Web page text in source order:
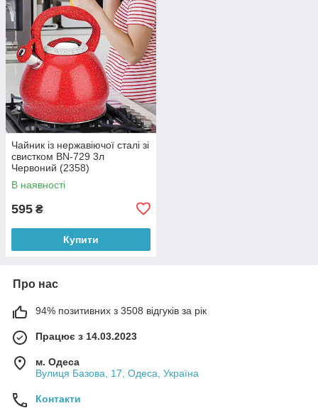
Чайник із нержавіючої сталі зі
свистком BN-729 3л
Червоний (2358)
В наявності
595 ₴
Купити
Про нас
94% позитивних з 3508 відгуків за рік
Працює з 14.03.2023
м. Одеса
Вулиця Базова, 17, Одеса, Україна
Контакти